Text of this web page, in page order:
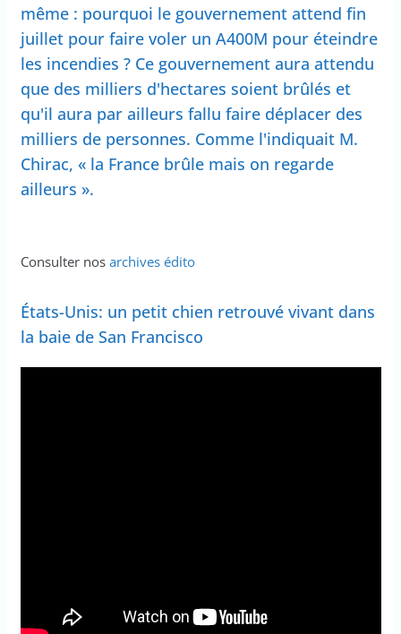
même : pourquoi le gouvernement attend fin
juillet pour faire voler un A400M pour éteindre
les incendies ? Ce gouvernement aura attendu
que des milliers d'hectares soient brûlés et
qu'il aura par ailleurs fallu faire déplacer des
milliers de personnes. Comme l'indiquait M.
Chirac, « la France brûle mais on regarde
ailleurs ».
Consulter nos archives édito
États-Unis: un petit chien retrouvé vivant dans
la baie de San Francisco